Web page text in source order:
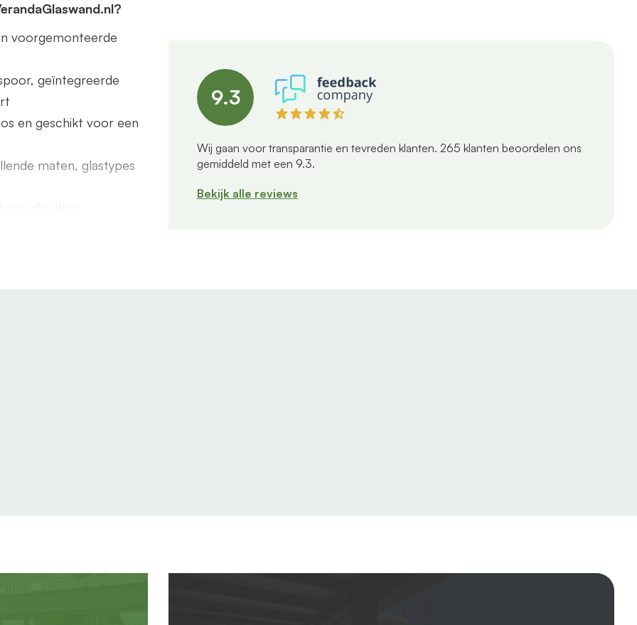
voorgemonteerde
geïntegreerde
en geschikt voor een
maten, glastypes
voor en monteerden
Geen probleem. In
9.3
Wij gaan voor transparantie en tevreden klanten. 265 klanten beoordelen ons
gemiddeld met een 9.3.
Bekijk alle reviews